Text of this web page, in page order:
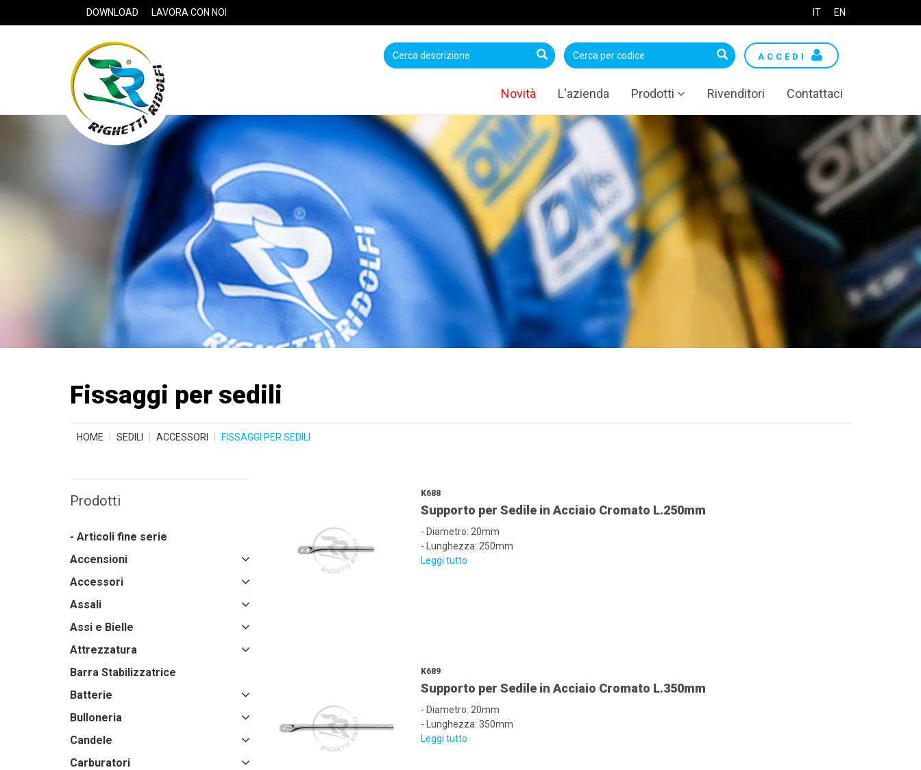
DOWNLOAD LAVORA CON NOI IT EN
ACCEDI
Novità L'azienda Prodotti Rivenditori Contattaci
Fissaggi per sedili
HOME SEDILI ACCESSORI FISSAGGI PER SEDILI
Prodotti
- Articoli fine serie
Accensioni
Accessori
Assali
Assi e Bielle
Attrezzatura
Barra Stabilizzatrice
Batterie
Bulloneria
Candele
Carburatori
K688
Supporto per Sedile in Acciaio Cromato L.250mm
- Diametro: 20mm
- Lunghezza: 250mm
Leggi tutto
K689
Supporto per Sedile in Acciaio Cromato L.350mm
- Diametro: 20mm
- Lunghezza: 350mm
Leggi tutto